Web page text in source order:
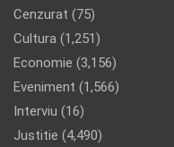
Cenzurat (75)
Cultura (1,251)
Economie (3,156)
Eveniment (1,566)
Interviu (16)
Justitie (4,490)